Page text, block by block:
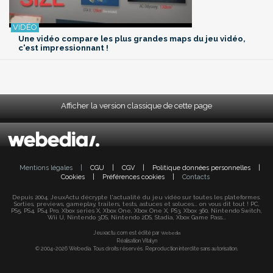
Une vidéo compare les plus grandes maps du jeu vidéo,
c'est impressionnant !
Afficher la version classique de cette page
Mentions légales CGU CGV Politique données personnelles
Cookies
Préférences cookies Contacts
Depuis 2004, JeuxActu décrypte l'actualité du jeu vidéo sur toutes les plateformes.
Sorties, previews, gameplay, trailers, tests, astuces et soluces... on vous dit tout ! PC,
PS5, PS4, PS4 Pro, Xbox series X, Xbox One, Xbox One X, PS3, Xbox 360, Nintendo Switch,
Wii U, Nintendo 3DS, Nintendo 2DS, Stadia, Xbox Game Pass...
Jeuxactu.com est édité par Webedia
Réalisation Vitalyn
© 2004-2026 Webedia. Tous droits réservés. Reproduction interdite sans autorisation.